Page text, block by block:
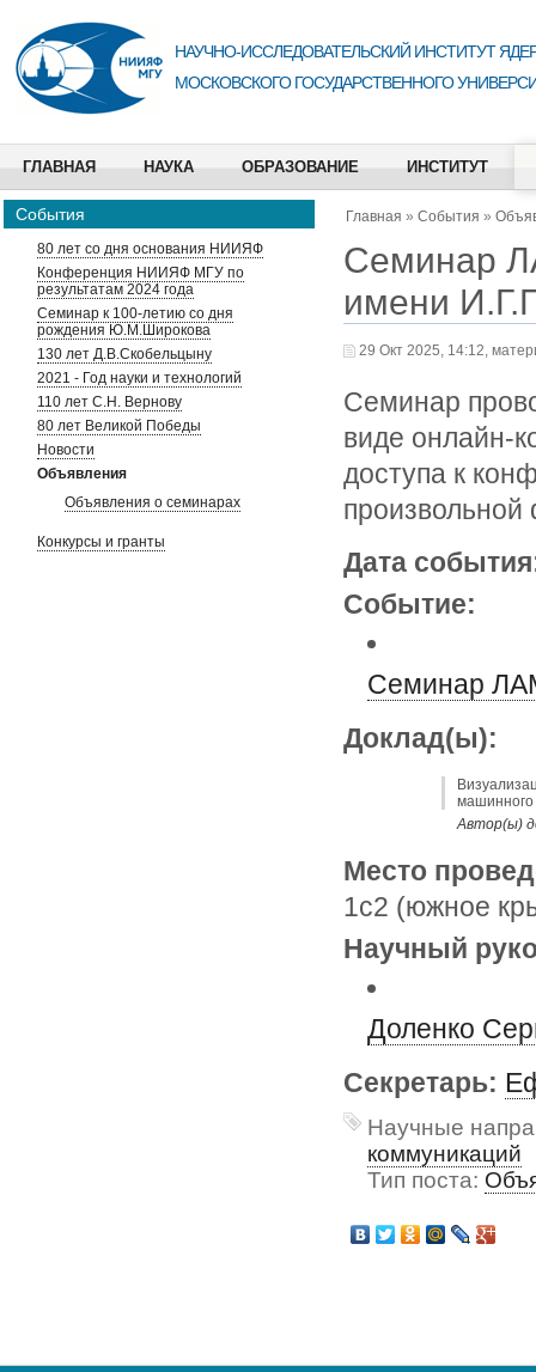
НАУЧНО-ИССЛЕДОВАТЕЛЬСКИЙ ИНСТИТУТ
МОСКОВСКОГО ГОСУДАРСТВЕННОГО
ГЛАВНАЯ НАУКА ОБРАЗОВАНИЕ ИНСТИТУТ
События
80 лет со дня основания НИИЯФ
Конференция НИИЯФ МГУ по
результатам 2024 года
Семинар к 100-летию со дня
рождения Ю.М.Широкова
130 лет Д.В.Скобельцыну
2021 - Год науки и технологий
110 лет С.Н. Вернову
80 лет Великой Победы
Новости
Объявления
Объявления о семинарах
Конкурсы и гранты
Главная » События »
Семинар
имени
29 Окт 2025, 14:12,
Семинар
виде онлайн-
доступа к
Дата
Событие:
Семинар
Доклад(ы):
машинного
Автор(ы)
Место
1с2 (южное
Научный
Доленко
Секретарь:
Научные
коммуникаций
Тип поста: